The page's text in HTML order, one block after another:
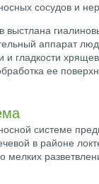
сосудов и
выстлана
аппарат
и гладкости
ее
системе
в районе
мелких